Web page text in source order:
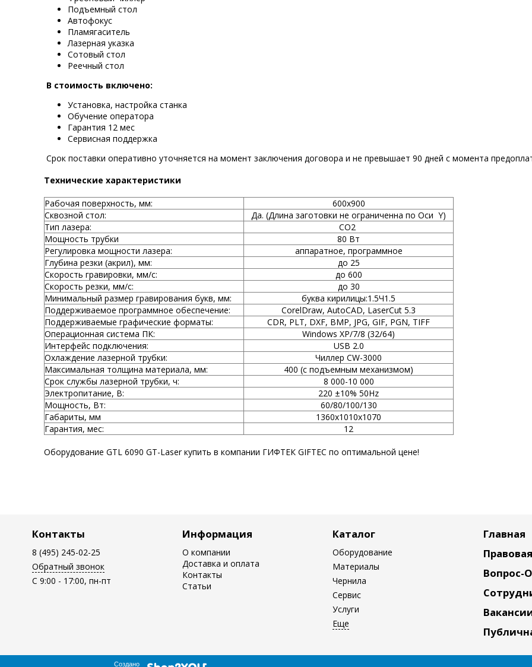
Подъемный стол
Автофокус
Пламягаситель
Лазерная указка
Сотовый стол
Реечный стол
В стоимость включено:
Установка, настройка станка
Обучение оператора
Гарантия 12 мес
Сервисная поддержка
Срок поставки оперативно уточняется на момент заключения договора и не превышает 90 дней с момента
Технические характеристики
Рабочая поверхность, мм:
600х900
Сквозной стол:
Да. (Длина заготовки не ограниченна по Оси Y)
Тип лазера:
CO2
Мощность трубки
80 Вт
Регулировка мощности лазера:
аппаратное, программное
Глубина резки (акрил), мм:
до 25
Скорость гравировки, мм/с:
до 600
Скорость резки, мм/с:
до 30
Минимальный размер гравирования букв, мм:
буква кирилицы:1.5Ч1.5
Поддерживаемое программное обеспечение:
CorelDraw, AutoCAD, LaserCut 5.3
Поддерживаемые графические форматы:
CDR, PLT, DXF, BMP, JPG, GIF, PGN, TIFF
Операционная система ПК:
Windows XP/7/8 (32/64)
Интерфейс подключения:
USB 2.0
Охлаждение лазерной трубки:
Чиллер CW-3000
Максимальная толщина материала, мм:
400 (с подъемным механизмом)
Срок службы лазерной трубки, ч:
8 000-10 000
Электропитание, В:
220 ±10% 50Hz
Мощность, Вт:
60/80/100/130
Габариты, мм
1360х1010х1070
Гарантия, мес:
12
Оборудование GTL 6090 GT-Laser купить в компании ГИФТЕК GIFTEC по оптимальной цене!
Контакты
8 (495) 245-02-25
Обратный звонок
C 9:00 - 17:00, пн-пт
Информация
О компании
Доставка и оплата
Контакты
Статьи
Каталог
Оборудование
Материалы
Чернила
Сервис
Услуги
Главная
Вопрос-
Создано